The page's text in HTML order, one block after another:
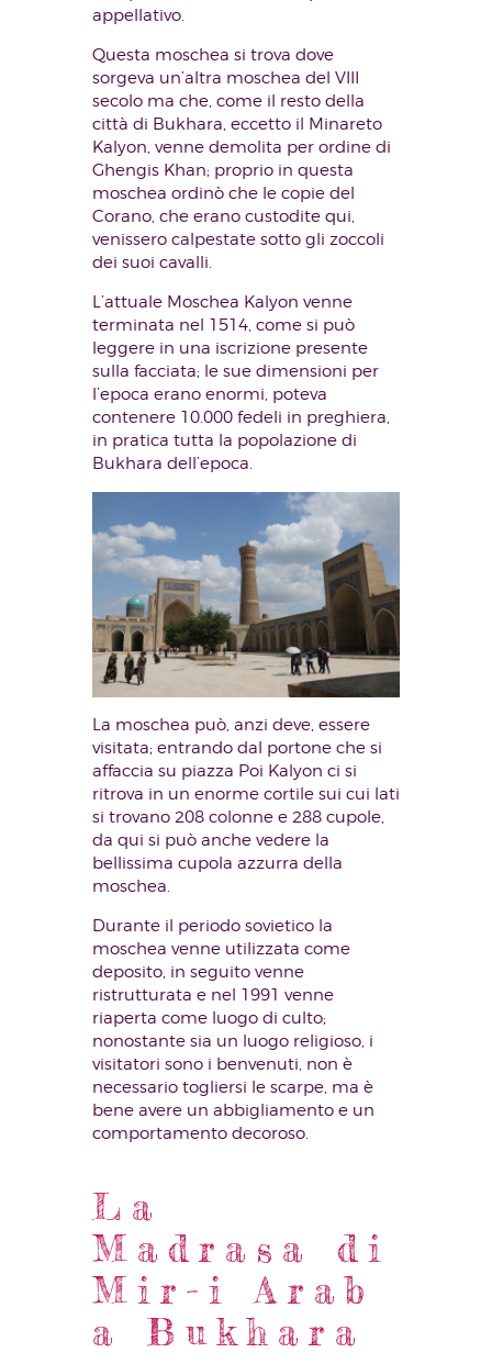
appellativo.
Questa moschea si trova dove
sorgeva un’altra moschea del VIII
secolo ma che, come il resto della
città di Bukhara, eccetto il Minareto
Kalyon, venne demolita per ordine di
Ghengis Khan; proprio in questa
moschea ordinò che le copie del
Corano, che erano custodite qui,
venissero calpestate sotto gli zoccoli
dei suoi cavalli.
L’attuale Moschea Kalyon venne
terminata nel 1514, come si può
leggere in una iscrizione presente
sulla facciata; le sue dimensioni per
l’epoca erano enormi, poteva
contenere 10.000 fedeli in preghiera,
in pratica tutta la popolazione di
Bukhara dell’epoca.
La moschea può, anzi deve, essere
visitata; entrando dal portone che si
affaccia su piazza Poi Kalyon ci si
ritrova in un enorme cortile sui cui lati
si trovano 208 colonne e 288 cupole,
da qui si può anche vedere la
bellissima cupola azzurra della
moschea.
Durante il periodo sovietico la
moschea venne utilizzata come
deposito, in seguito venne
ristrutturata e nel 1991 venne
riaperta come luogo di culto;
nonostante sia un luogo religioso, i
visitatori sono i benvenuti, non è
necessario togliersi le scarpe, ma è
bene avere un abbigliamento e un
comportamento decoroso.
La
Madrasa di
Mir-i Arab
a Bukhara